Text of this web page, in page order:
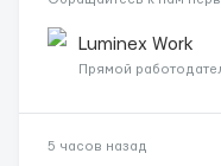
почтовых складах .
Luminex Work
Прямой
5 часов назад